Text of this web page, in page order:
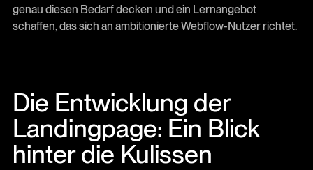
genau diesen Bedarf decken und ein Lernangebot
schaffen, das sich an ambitionierte Webflow-Nutzer richtet.
Die Entwicklung der
Landingpage: Ein Blick
hinter die Kulissen